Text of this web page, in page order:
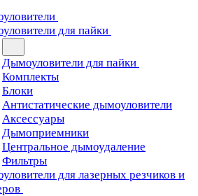
для пайки
Дымоуловители для пайки
Комплекты
Блоки
Антистатические дымоуловители
Аксессуары
Дымоприемники
Центральное дымоудаление
Фильтры
для лазерных резчиков и